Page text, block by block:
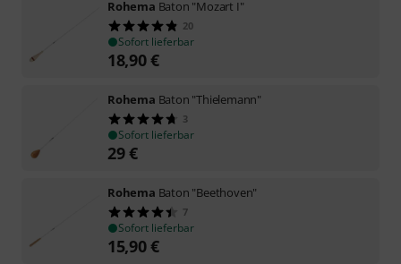
Rohema Baton "Mozart I"
20
Sofort lieferbar
18,90€
Rohema Baton "Thielemann"
3
Sofort lieferbar
29€
Rohema Baton "Beethoven"
7
Sofort lieferbar
15,90€